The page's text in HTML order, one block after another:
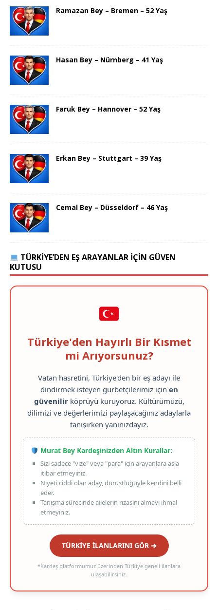
Ramazan Bey – Bremen – 52 Yaş
Hasan Bey – Nürnberg – 41 Yaş
Faruk Bey – Hannover – 52 Yaş
Erkan Bey – Stuttgart – 39 Yaş
Cemal Bey – Düsseldorf – 46 Yaş
TÜRKIYE’DEN EŞ ARAYANLAR İÇIN GÜVEN
KUTUSU
Türkiye'den Hayırlı Bir Kısmet
mi Arıyorsunuz?
Vatan hasretini, Türkiye'den bir eş adayı ile
dindirmek isteyen gurbetçilerimiz için en
güvenilirköprüyü kuruyoruz. Kültürümüzü,
dilimizi ve değerlerimizi paylaşacağınız adaylarla
tanışırken yanınızdayız.
Murat Bey Kardeşinizden Altın Kurallar:
Sizi sadece "vize" veya "para" için arayanlara asla
itibar etmeyiniz.
Niyeti ciddi olan aday, dürüstlüğüyle kendini belli
eder.
Tanışma sürecinde ailelerin rızasını almayı ihmal
etmeyiniz.
TÜRKİYE İLANLARINI GÖR ➔
*Kardeş platformumuz üzerinden Türkiye geneli ilanlara
ulaşabilirsiniz.